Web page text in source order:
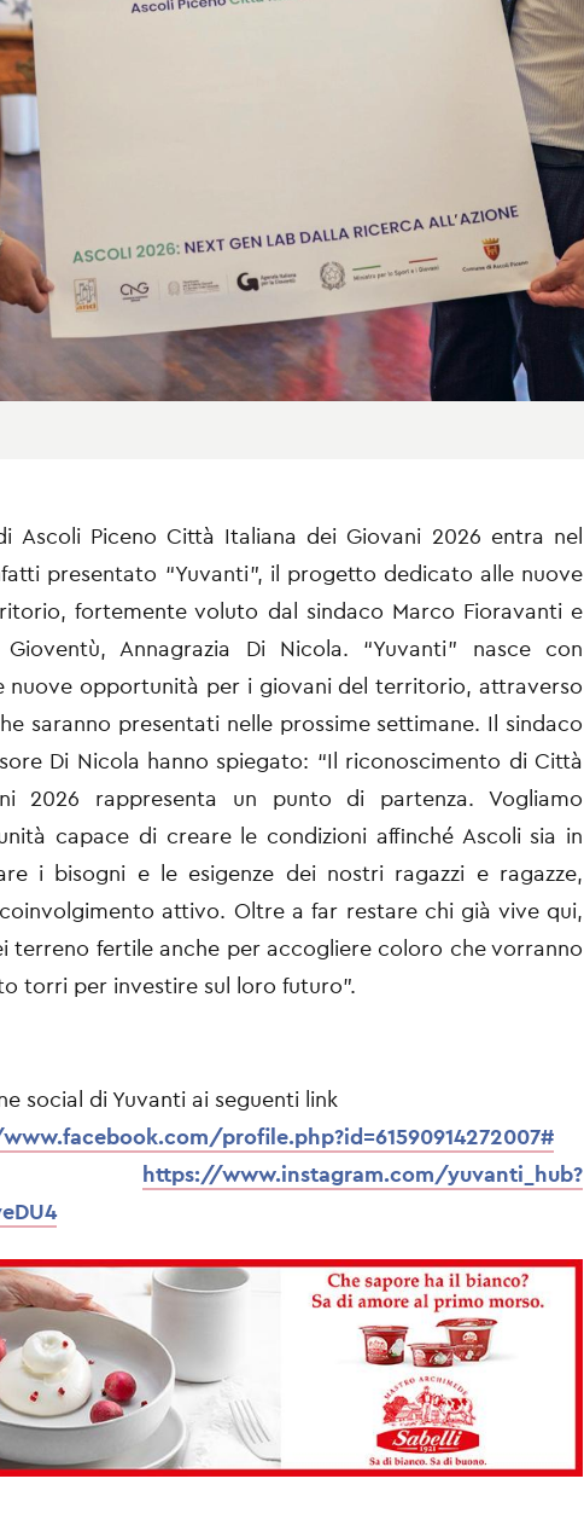
Ascoli Piceno Città Italiana dei Giovani 2026 entra nel
presentato “Yuvanti”, il progetto dedicato alle nuove
fortemente voluto dal sindaco Marco Fioravanti e
Gioventù, Annagrazia Di Nicola. “Yuvanti” nasce con
nuove opportunità per i giovani del territorio, attraverso
saranno presentati nelle prossime settimane. Il sindaco
Di Nicola hanno spiegato: “Il riconoscimento di Città
2026 rappresenta un punto di partenza. Vogliamo
capace di creare le condizioni affinché Ascoli sia in
i bisogni e le esigenze dei nostri ragazzi e ragazze,
attivo. Oltre a far restare chi già vive qui,
terreno fertile anche per accogliere coloro che vorranno
torri per investire sul loro futuro”.
social di Yuvanti ai seguenti link
profile.php?id=61590914272007#
https://www.instagram.com/yuvanti_hub?